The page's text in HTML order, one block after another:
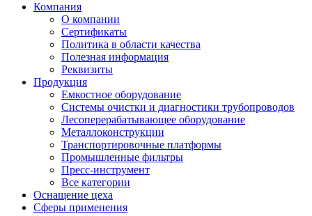
Компания
О компании
Сертификаты
Политика в области качества
Полезная информация
Реквизиты
Продукция
Емкостное оборудование
Системы очистки и диагностики трубопроводов
Лесоперерабатывающее оборудование
Металлоконструкции
Транспортировочные платформы
Промышленные фильтры
Пресс-инструмент
Все категории
Оснащение цеха
Сферы применения